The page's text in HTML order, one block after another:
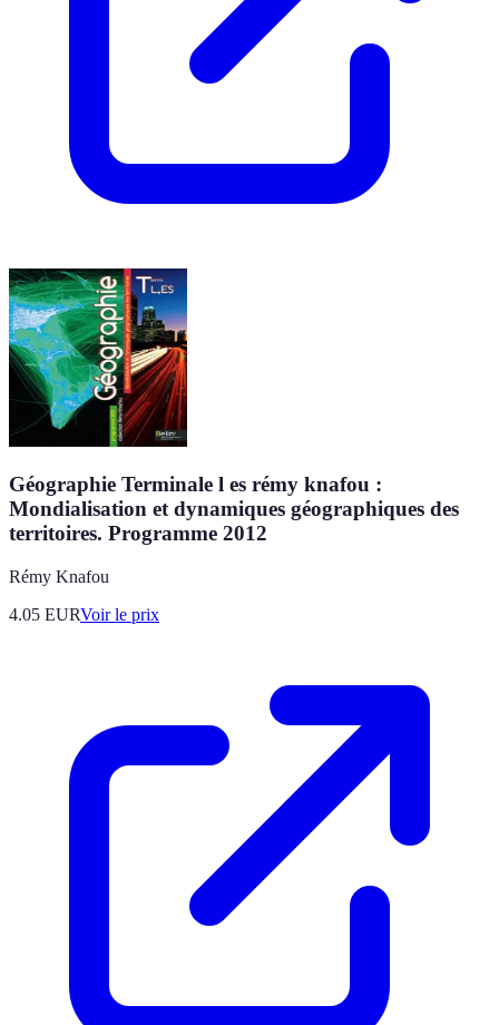
Géographie Terminale l es rémy knafou :
Mondialisation et dynamiques géographiques des
territoires. Programme 2012
Rémy Knafou
4.05 EURVoir le prix